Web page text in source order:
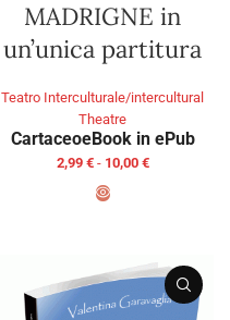
MADRIGNE in
un’unica partitura
Teatro Interculturale/intercultural
Theatre
CartaceoeBook in ePub
2,99 € - 10,00 €